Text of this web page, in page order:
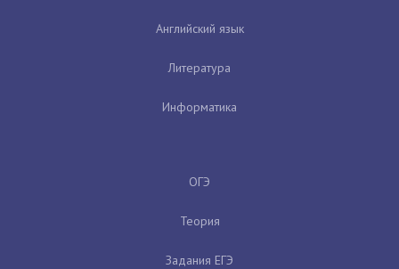
Английский язык
Литература
Информатика
ОГЭ
Теория
Задания ЕГЭ